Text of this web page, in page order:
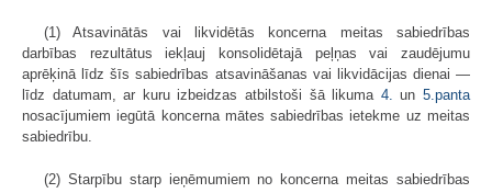
(1) Atsavinātās vai likvidētās koncerna meitas sabiedrības
darbības rezultātus iekļauj konsolidētajā peļņas vai zaudējumu
aprēķinā līdz šīs sabiedrības atsavināšanas vai likvidācijas dienai —
līdz datumam, ar kuru izbeidzas atbilstoši šā likuma 4.un5.panta
nosacījumiem iegūtā koncerna mātes sabiedrības ietekme uz meitas
sabiedrību.
(2) Starpību starp ieņēmumiem no koncerna meitas sabiedrības